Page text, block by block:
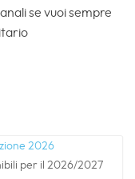
se vuoi sempre
per il 2026/2027